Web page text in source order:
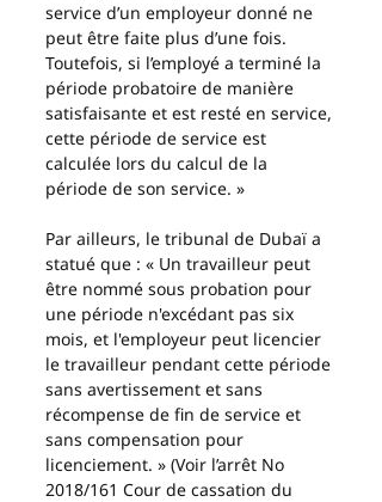
service d’un employeur donné ne
peut être faite plus d’une fois.
Toutefois, si l’employé a terminé la
période probatoire de manière
satisfaisante et est resté en service,
cette période de service est
calculée lors du calcul de la
période de son service. »
Par ailleurs, le tribunal de Dubaï a
statué que : « Un travailleur peut
être nommé sous probation pour
une période n'excédant pas six
mois, et l'employeur peut licencier
le travailleur pendant cette période
sans avertissement et sans
récompense de fin de service et
sans compensation pour
licenciement. » (Voir l’arrêt No
2018/161 Cour de cassation du